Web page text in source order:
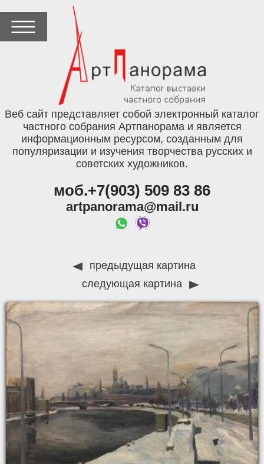
Веб сайт представляет собой электронный каталог
частного собрания Артпанорама и является
информационным ресурсом, созданным для
популяризации и изучения творчества русских и
советских художников.
моб.+7(903) 509 83 86
artpanorama@mail.ru
предыдущая картина
следующая картина